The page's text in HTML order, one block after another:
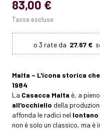
83,00 €
Tasse escluse
27.67 €
Malta – L'icona storica
1984
La Casacca Malta è, a
all'occhiello della
affonda le radici nel lontano
non è solo un classico, ma